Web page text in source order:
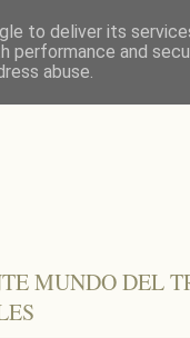
MUNDO DEL
to deliver its
performance and
abuse.